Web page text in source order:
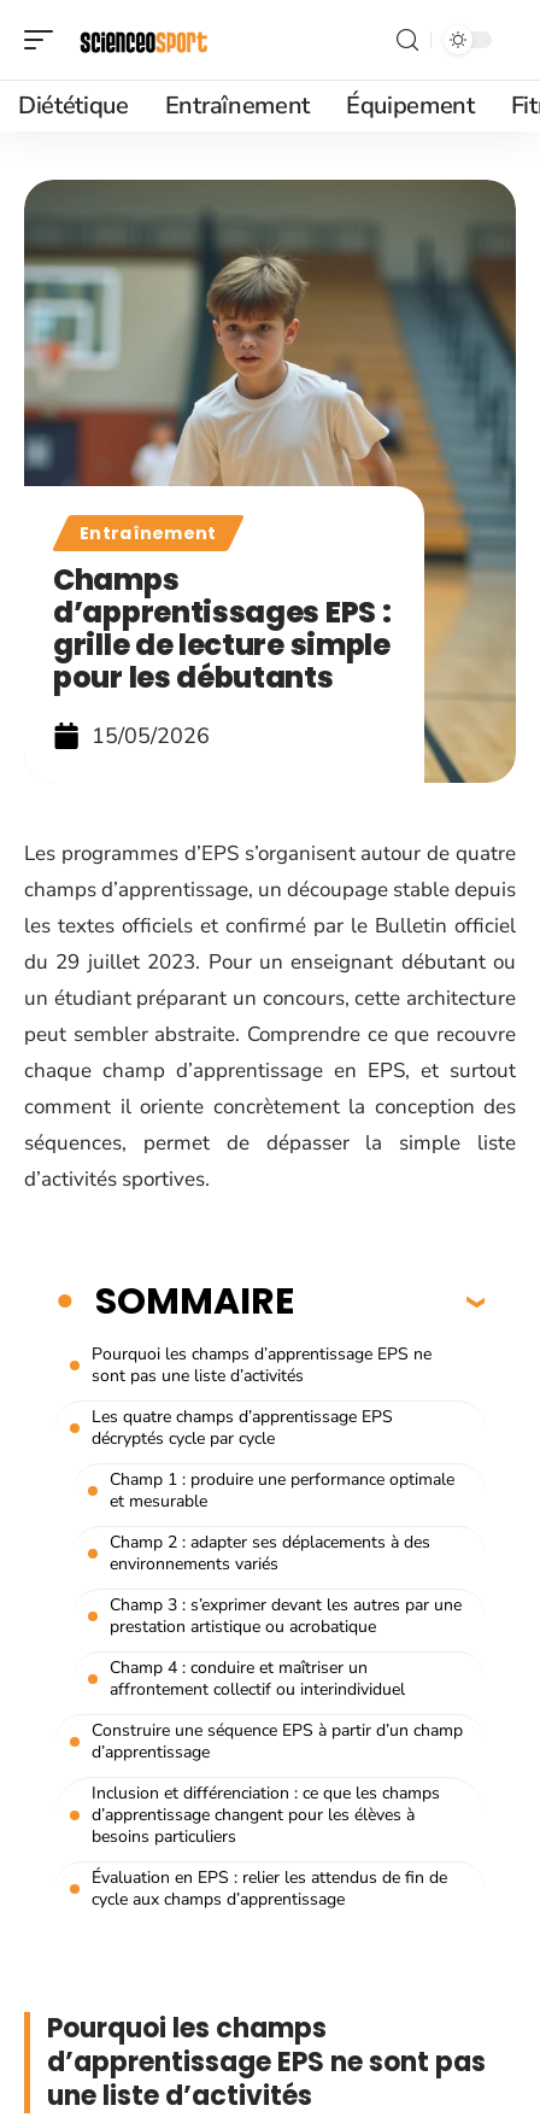
Diététique Entraînement Équipement
Entraînement
Champs
d’apprentissages EPS :
grille de lecture simple
pour les débutants
15/05/2026
Les programmes d’EPS s’organisent autour de quatre
champs d’apprentissage, un découpage stable depuis
les textes officiels et confirmé par le Bulletin officiel
du 29 juillet 2023. Pour un enseignant débutant ou
un étudiant préparant un concours, cette architecture
peut sembler abstraite. Comprendre ce que recouvre
chaque champ d’apprentissage en EPS, et surtout
comment il oriente concrètement la conception des
séquences, permet de dépasser la simple liste
d’activités sportives.
SOMMAIRE
Pourquoi les champs d’apprentissage EPS ne
sont pas une liste d’activités
Les quatre champs d’apprentissage EPS
décryptés cycle par cycle
Champ 1 : produire une performance optimale
et mesurable
Champ 2 : adapter ses déplacements à des
environnements variés
Champ 3 : s’exprimer devant les autres par une
prestation artistique ou acrobatique
Champ 4 : conduire et maîtriser un
affrontement collectif ou interindividuel
Construire une séquence EPS à partir d’un champ
d’apprentissage
Inclusion et différenciation : ce que les champs
d’apprentissage changent pour les élèves à
besoins particuliers
Évaluation en EPS : relier les attendus de fin de
cycle aux champs d’apprentissage
Pourquoi les champs
d’apprentissage EPS ne sont pas
une liste d’activités